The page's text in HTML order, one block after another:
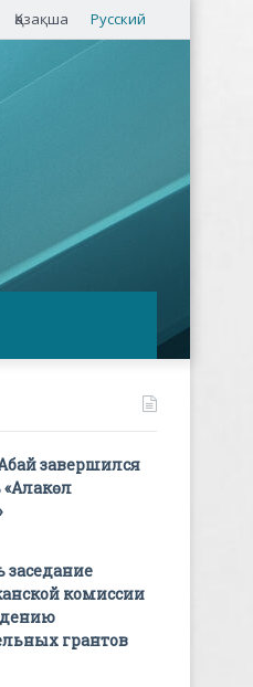
Қазақша Русский
завершился
«Алакөл
заседание
комиссии
грантов